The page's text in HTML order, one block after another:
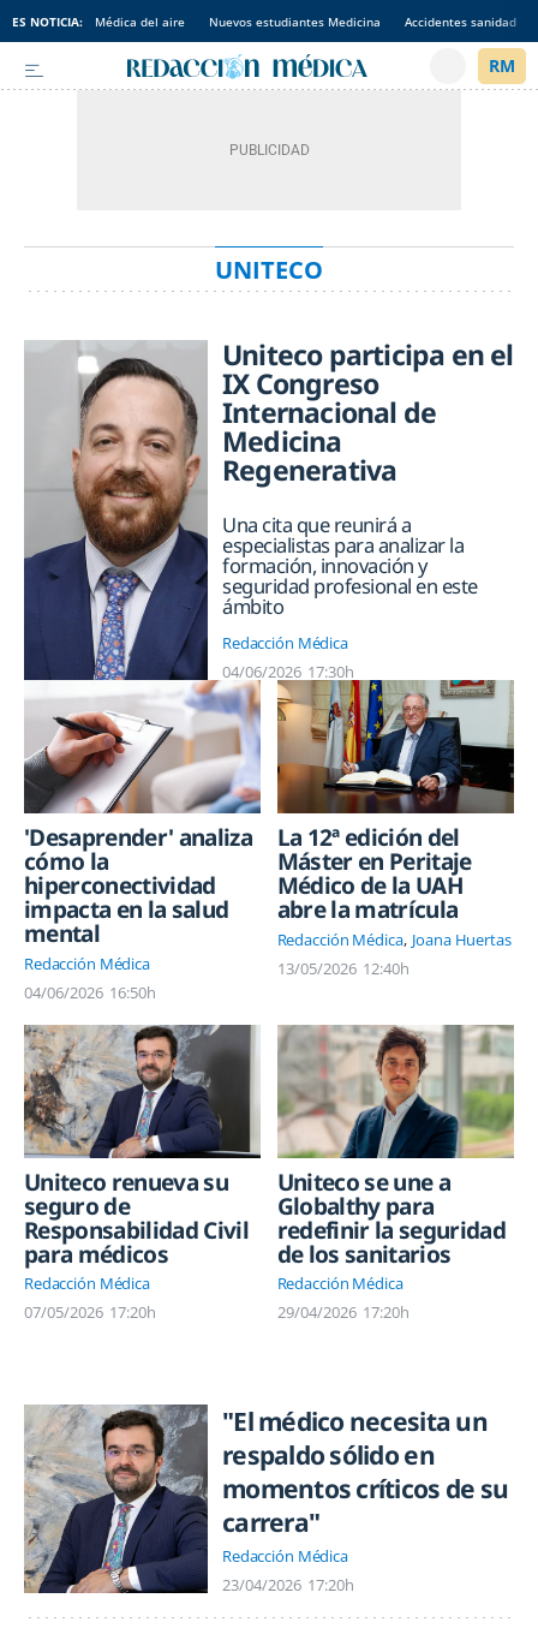
ES NOTICIA: Médica del aire Nuevos estudiantes Medicina Accidentes sanidad
UNITECO
Uniteco participa en el
IX Congreso
Internacional de
Medicina
Regenerativa
Una cita que reunirá a
especialistas para analizar la
formación, innovación y
seguridad profesional en este
ámbito
Redacción Médica
04/06/2026 17:30h
'Desaprender' analiza
cómo la
hiperconectividad
impacta en la salud
mental
Redacción Médica
04/06/2026 16:50h
La 12ª edición del
Máster en Peritaje
Médico de la UAH
abre la matrícula
Redacción Médica Joana Huertas
13/05/2026 12:40h
Uniteco renueva su
seguro de
Responsabilidad Civil
para médicos
Redacción Médica
07/05/2026 17:20h
Uniteco se une a
Globalthy para
redefinir la seguridad
de los sanitarios
Redacción Médica
29/04/2026 17:20h
"El médico necesita un
respaldo sólido en
momentos críticos de su
carrera"
Redacción Médica
23/04/2026 17:20h